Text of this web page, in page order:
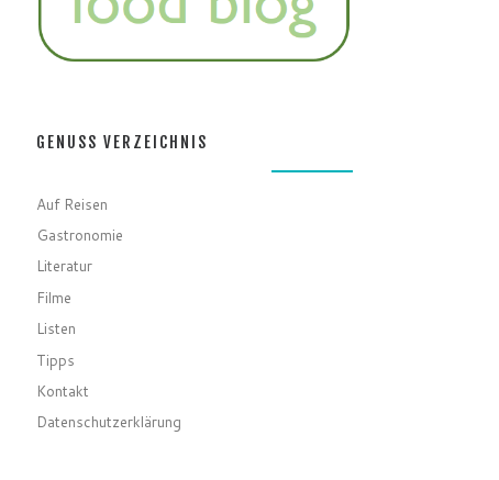
GENUSS VERZEICHNIS
Auf Reisen
Gastronomie
Literatur
Filme
Listen
Tipps
Kontakt
Datenschutzerklärung